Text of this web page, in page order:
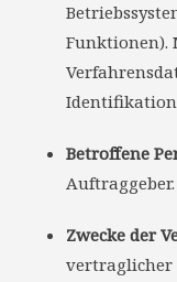
Funktionen).
Betroffene
Zwecke der
vertraglicher